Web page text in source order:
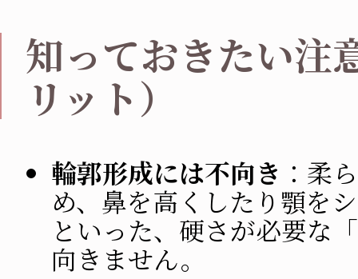
知っておきたい注
リット）
輪郭形成には不向き ：柔
め、鼻を高くしたり顎を
といった、硬さが必要な
向きません。